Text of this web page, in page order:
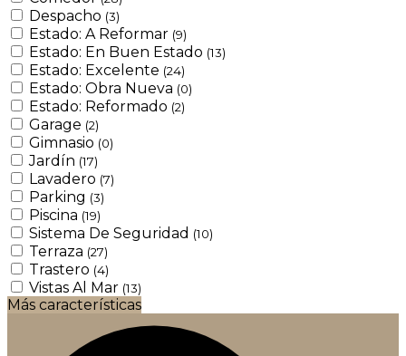
Despacho (3)
Estado: A Reformar (9)
Estado: En Buen Estado (13)
Estado: Excelente (24)
Estado: Obra Nueva (0)
Estado: Reformado (2)
Garage (2)
Gimnasio (0)
Jardín (17)
Lavadero (7)
Parking (3)
Piscina (19)
Sistema De Seguridad (10)
Terraza (27)
Trastero (4)
Vistas Al Mar (13)
Más características